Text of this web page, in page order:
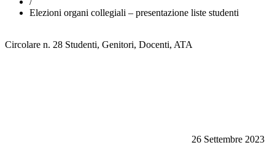
Elezioni organi collegiali – presentazione liste studenti
Circolare n. 28 Studenti, Genitori, Docenti, ATA
26 Settembre 2023